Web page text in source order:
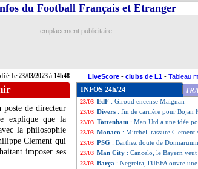
le23/03/2023 à 14h48
du Football Français et Etranger
emplacement publicitaire
LiveScore - clubs de L1 - Tableau
de directeur
explique que la
la philosophie
Clement qui
imposer ses
INFOS 24h/24
23/03 EdF: Deschamps rassure aussi pour
23/03 EdF: K. Mbappé - "capitaine, un
23/03 Liverpool: Van Dijk, un modèle
23/03 Pays-Bas : Depay élogieux envers
23/03 EdF : Giroud encense Maignan
23/03 Divers : fin de carrière pour Bojan
23/03 Tottenham : Man Utd a une idée
23/03 Monaco : Mitchell rassure Clement
23/03 PSG : Barthez doute de
23/03 Man City : Cancelo, le Bayern
23/03 Barça : Negreira, l'UEFA ouvre